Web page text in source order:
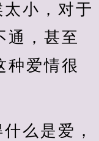
小，对于
通，甚至
种爱情很
么是爱，